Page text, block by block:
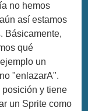
no hemos
así estamos
Básicamente,
qué
un
"enlazarA".
posición y tiene
un Sprite como